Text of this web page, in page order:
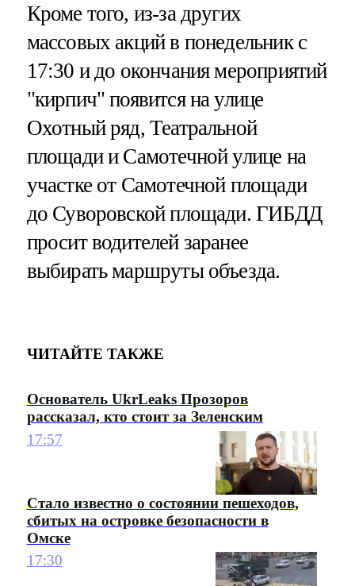
Кроме того, из-за других
массовых акций в понедельник с
17:30 и до окончания мероприятий
"кирпич" появится на улице
Охотный ряд, Театральной
площади и Самотечной улице на
участке от Самотечной площади
до Суворовской площади. ГИБДД
просит водителей заранее
выбирать маршруты объезда.
ЧИТАЙТЕ ТАКЖЕ
Основатель UkrLeaks Прозоров
рассказал, кто стоит за Зеленским
17:57
Стало известно о состоянии пешеходов,
сбитых на островке безопасности в
Омске
17:30